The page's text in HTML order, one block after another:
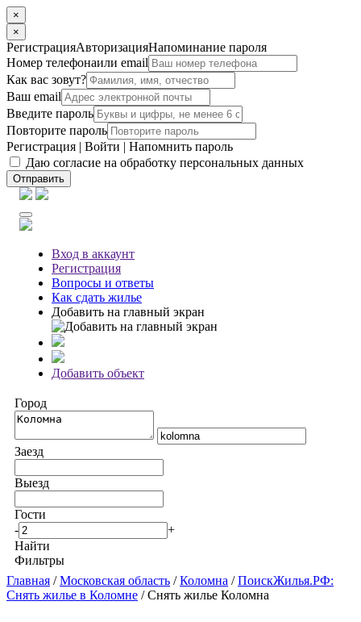
×
×
РегистрацияАвторизацияНапоминание пароля
Номер телефонаили email
Как вас зовут?
Ваш email
Введите пароль
Повторите пароль
Регистрация | Войти | Напомнить пароль
Даю согласие на обработку персональных данных
Отправить
Вход в аккаунт
Регистрация
Вопросы и ответы
Как сдать жилье
Добавить на главный экран
Добавить объект
Город
Заезд
Выезд
Гости
-
+
Найти
Фильтры
Главная /Московская область /Коломна /ПоискЖилья.РФ:
Снять жилье в Коломне / Снять жилье Коломна